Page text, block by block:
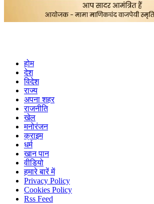
होम
देश
विदेश
राज्य
अपना शहर
राजनीति
खेल
मनोरंजन
क्राइम
धर्म
खान पान
वीडियो
हमारे बारें में
Privacy Policy
Cookies Policy
Rss Feed